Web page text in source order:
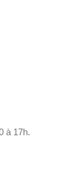
à 17h.